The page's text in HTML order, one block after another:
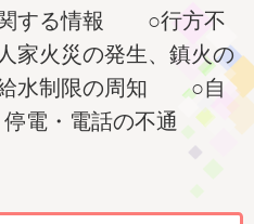
する情報 ○行方不
火災の発生、鎮火の
水制限の周知 ○自
電・電話の不通